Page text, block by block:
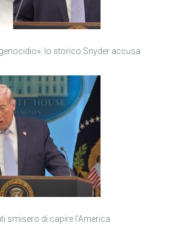
lo storico Snyder accusa
smisero di capire l’America